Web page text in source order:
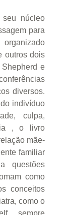
núcleo
para
outros dois
e
diversos.
indivíduo
culpa,
, o livro
mãe-
familiar
questões
como
conceitos
como o
, sempre